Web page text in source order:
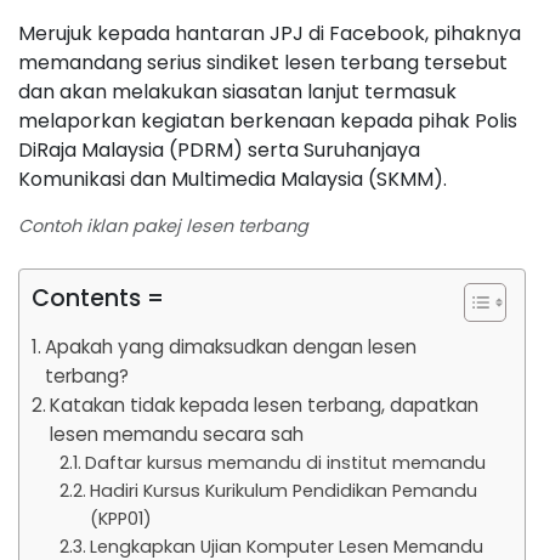
Merujuk kepada hantaran JPJ di Facebook, pihaknya
memandang serius sindiket lesen terbang tersebut
dan akan melakukan siasatan lanjut termasuk
melaporkan kegiatan berkenaan kepada pihak Polis
DiRaja Malaysia (PDRM) serta Suruhanjaya
Komunikasi dan Multimedia Malaysia (SKMM).
Contoh iklan pakej lesen terbang
Contents =
Apakah yang dimaksudkan dengan lesen
terbang?
Katakan tidak kepada lesen terbang, dapatkan
lesen memandu secara sah
Daftar kursus memandu di institut memandu
Hadiri Kursus Kurikulum Pendidikan Pemandu
(KPP01)
Lengkapkan Ujian Komputer Lesen Memandu